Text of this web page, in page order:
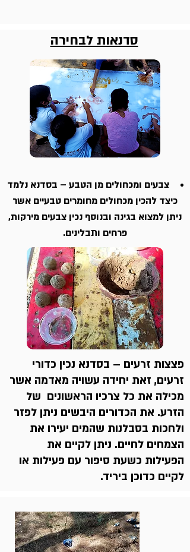
סדנאות לבחירה
צבעים ומכחולים מן הטבע – בסדנא נלמד
כיצד להכין מכחולים מחומרים טבעיים אשר
ניתן למצוא בגינה ובנוסף נכין צבעים מירקות,
פרחים ותבלינים.
פצצות זרעים – בסדנא נכין כדורי
זרעים, זאת יחידה עשויה מאדמה אשר
מכילה את כל צרכיו הראשונים של
הזרע. את הכדורים היבשים ניתן לפזר
ולחכות בסבלנות שהמים יעירו את
הצמחים לחיים. ניתן לקיים את
הפעילות כשעת סיפור עם פעילות או
לקיים כדוכן ביריד.